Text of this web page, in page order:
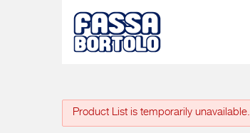
Product List is temporarily unavailable.